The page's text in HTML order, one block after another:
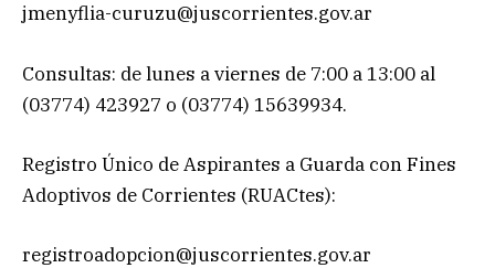
jmenyflia-curuzu@juscorrientes.gov.ar
Consultas: de lunes a viernes de 7:00 a 13:00 al
(03774) 423927 o (03774) 15639934.
Registro Único de Aspirantes a Guarda con Fines
Adoptivos de Corrientes (RUACtes):
registroadopcion@juscorrientes.gov.ar